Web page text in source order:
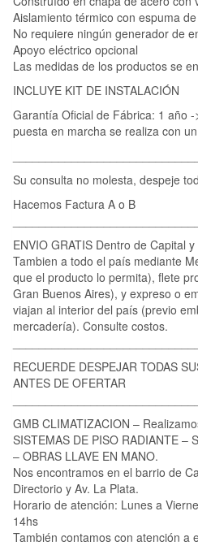
Aislamiento térmico con espuma
No requiere ningún generador de
Apoyo eléctrico opcional
Las medidas de los productos se
INCLUYE KIT DE INSTALACIÓN
Garantía Oficial de Fábrica: 1 año
puesta en marcha se realiza con
Su consulta no molesta, despeje
Hacemos Factura A o B
ENVIO GRATIS Dentro de Capital y
Tambien a todo el país mediante
que el producto lo permita), flete
Gran Buenos Aires), y expreso o
viajan al interior del país (previo
mercadería). Consulte costos.
RECUERDE DESPEJAR TODAS
ANTES DE OFERTAR
GMB CLIMATIZACION –
SISTEMAS DE PISO RADIANTE –
– OBRAS LLAVE EN MANO.
Nos encontramos en el barrio de
Directorio y Av. La Plata.
Horario de atención: Lunes a
14hs
También contamos con atención a